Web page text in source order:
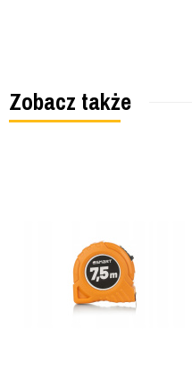
Zobacz także